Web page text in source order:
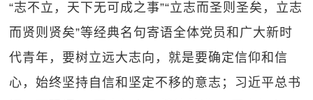
“志不立，天下无可成之事”“立志而圣则圣矣，立志
而贤则贤矣”等经典名句寄语全体党员和广大新时
代青年，要树立远大志向，就是要确定信仰和信
心，始终坚持自信和坚定不移的意志；习近平总书